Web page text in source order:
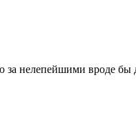
за нелепейшими вроде бы